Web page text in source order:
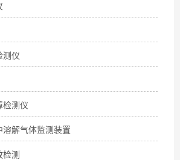
测仪
检测仪
解气体监测装置
检测